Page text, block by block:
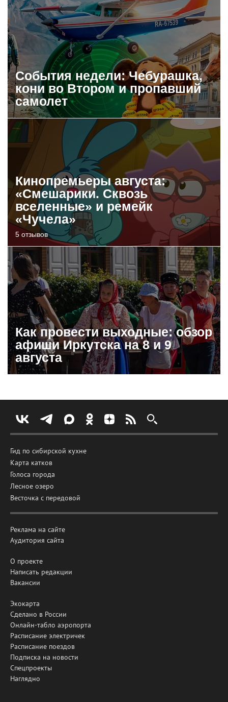
События недели: Чебурашка,
кони во Втором и пропавший
самолет
Кинопремьеры августа:
«Смешарики. Сквозь
вселенные» и ремейк
«Чучела»
5 отзывов
Как провести выходные: обзор
афиши Иркутска на 8 и 9
августа
Гид по сибирской кухне
Карта катков
Голоса города
Лесное озеро
Весточка с передовой
Реклама на сайте
Аудитория сайта
О проекте
Написать редакции
Вакансии
Экокарта
Сделано в России
Онлайн-табло аэропорта
Расписание электричек
Расписание поездов
Подписка на новости
Спецпроекты
Наглядно